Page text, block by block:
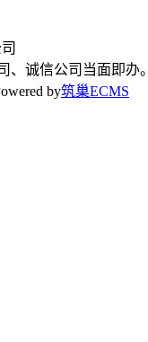
、诚信公司当面即办。
by筑巢ECMS